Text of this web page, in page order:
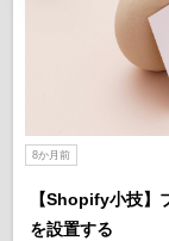
8か月前
【Shopify小技】
を設置する